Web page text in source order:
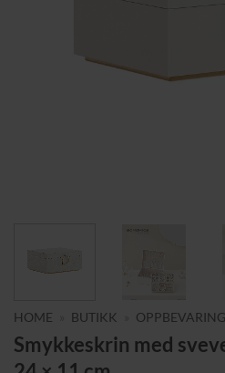
HOME BUTIKK OPPBEVARING
Smykkeskrin med